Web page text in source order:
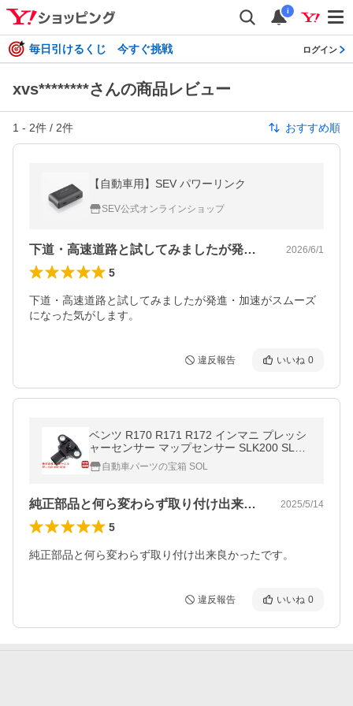
i
毎日引けるくじ 今すぐ挑戦 ログイン
xvs********さんの商品レビュー
1 - 2件 / 2件 おすすめ順
【自動車用】SEV パワーリンク
SEV公式オンラインショップ
下道・高速道路と試してみましたが発進・… 2026/6/1
5
下道・高速道路と試してみましたが発進・加速がスムーズ
になった気がします。
違反報告 いいね 0
ベンツ R170 R171 R172 インマニ プレッシ
ャーセンサー マップセンサー SLK200 SLK2
80 SLK320 SLK350 SLK55 0051535028 004
1533228
自動車パーツの宝箱 SOL
純正部品と何ら変わらず取り付け出来良か… 2025/5/14
5
純正部品と何ら変わらず取り付け出来良かったです。
違反報告 いいね 0